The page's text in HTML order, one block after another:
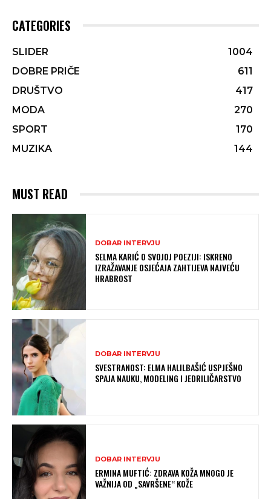
CATEGORIES
SLIDER
1004
DOBRE PRIČE
611
DRUŠTVO
417
MODA
270
SPORT
170
MUZIKA
144
MUST READ
DOBAR INTERVJU
SELMA KARIĆ O SVOJOJ POEZIJI: ISKRENO
IZRAŽAVANJE OSJEĆAJA ZAHTIJEVA NAJVEĆU
HRABROST
DOBAR INTERVJU
SVESTRANOST: ELMA HALILBAŠIĆ USPJEŠNO
SPAJA NAUKU, MODELING I JEDRILIČARSTVO
DOBAR INTERVJU
ERMINA MUFTIĆ: ZDRAVA KOŽA MNOGO JE
VAŽNIJA OD „SAVRŠENE“ KOŽE